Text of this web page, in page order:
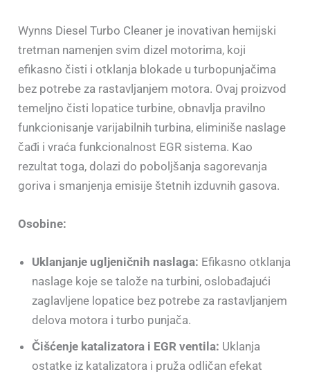
Wynns Diesel Turbo Cleaner je inovativan hemijski
tretman namenjen svim dizel motorima, koji
efikasno čisti i otklanja blokade u turbopunjačima
bez potrebe za rastavljanjem motora. Ovaj proizvod
temeljno čisti lopatice turbine, obnavlja pravilno
funkcionisanje varijabilnih turbina, eliminiše naslage
čađi i vraća funkcionalnost EGR sistema. Kao
rezultat toga, dolazi do poboljšanja sagorevanja
goriva i smanjenja emisije štetnih izduvnih gasova.
Osobine:
Uklanjanje ugljeničnih naslaga: Efikasno otklanja
naslage koje se talože na turbini, oslobađajući
zaglavljene lopatice bez potrebe za rastavljanjem
delova motora i turbo punjača.
Čišćenje katalizatora i EGR ventila: Uklanja
ostatke iz katalizatora i pruža odličan efekat